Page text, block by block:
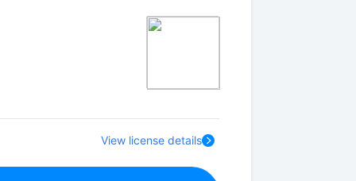
View license details